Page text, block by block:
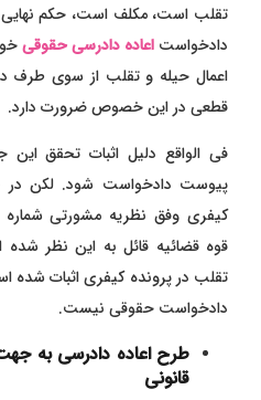
تقلب است، مکلف است، حکم نهایی
دادخواست اعاده دادرسی حقوقی
اعمال حیله و تقلب از سوی طرف
قطعی در این خصوص ضرورت دارد.
فی الواقع دلیل اثبات تحقق
پیوست دادخواست شود. لکن
کیفری
قوه قضائیه قائل به این نظر
تقلب در پرونده کیفری اثبات
دادخواست حقوقی نیست.
طرح اعاده دادرسی به
قانونی